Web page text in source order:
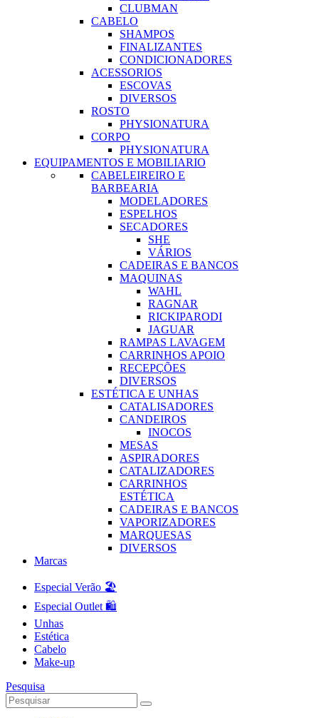
CLUBMAN
CABELO
SHAMPOS
FINALIZANTES
CONDICIONADORES
ACESSORIOS
ESCOVAS
DIVERSOS
ROSTO
PHYSIONATURA
CORPO
PHYSIONATURA
EQUIPAMENTOS E MOBILIARIO
CABELEIREIRO E
BARBEARIA
MODELADORES
ESPELHOS
SECADORES
SHE
VÁRIOS
CADEIRAS E BANCOS
MAQUINAS
WAHL
RAGNAR
RICKIPARODI
JAGUAR
RAMPAS LAVAGEM
CARRINHOS APOIO
RECEPÇÕES
DIVERSOS
ESTÉTICA E UNHAS
CATALISADORES
CANDEIROS
INOCOS
MESAS
ASPIRADORES
CATALIZADORES
CARRINHOS
ESTÉTICA
CADEIRAS E BANCOS
VAPORIZADORES
MARQUESAS
DIVERSOS
Marcas
Especial Verão 🏖️
Especial Outlet 🛍️
Unhas
Estética
Cabelo
Make-up
Pesquisa